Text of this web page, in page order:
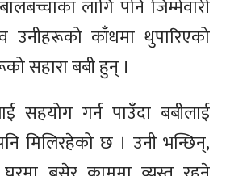
लागि पनि जिम्मेवारी
उनीहरूको काँधमा थुपारिएको
सहारा बबी हुन् ।
सहयोग गर्न पाउँदा बबीलाई
मिलिरहेको छ । उनी भन्छिन्,